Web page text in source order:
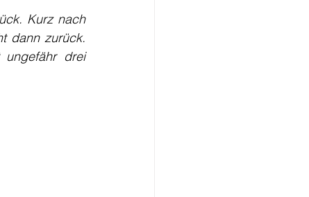
Kurz nach
dann zurück.
ungefähr drei